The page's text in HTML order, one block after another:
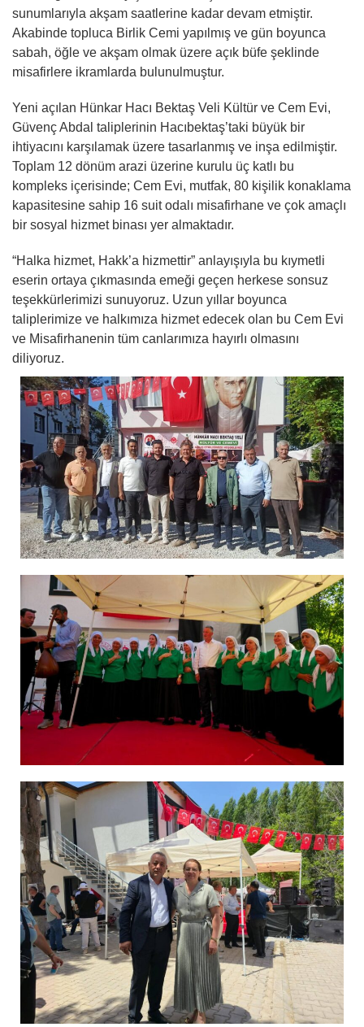
sunumlarıyla akşam saatlerine kadar devam etmiştir.
Akabinde topluca Birlik Cemi yapılmış ve gün boyunca
sabah, öğle ve akşam olmak üzere açık büfe şeklinde
misafirlere ikramlarda bulunulmuştur.
Yeni açılan Hünkar Hacı Bektaş Veli Kültür ve Cem Evi,
Güvenç Abdal taliplerinin Hacıbektaş’taki büyük bir
ihtiyacını karşılamak üzere tasarlanmış ve inşa edilmiştir.
Toplam 12 dönüm arazi üzerine kurulu üç katlı bu
kompleks içerisinde; Cem Evi, mutfak, 80 kişilik konaklama
kapasitesine sahip 16 suit odalı misafirhane ve çok amaçlı
bir sosyal hizmet binası yer almaktadır.
“Halka hizmet, Hakk’a hizmettir” anlayışıyla bu kıymetli
eserin ortaya çıkmasında emeği geçen herkese sonsuz
teşekkürlerimizi sunuyoruz. Uzun yıllar boyunca
taliplerimize ve halkımıza hizmet edecek olan bu Cem Evi
ve Misafirhanenin tüm canlarımıza hayırlı olmasını
diliyoruz.